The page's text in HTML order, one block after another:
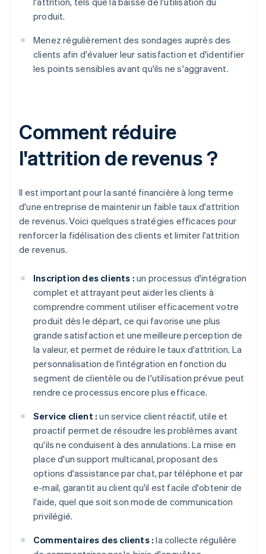
produit.
Menez régulièrement des sondages auprès des
clients afin d'évaluer leur satisfaction et d'identifier
les points sensibles avant qu'ils ne s'aggravent.
Comment réduire
l'attrition de revenus ?
Il est important pour la santé financière à long terme
d'une entreprise de maintenir un faible taux d'attrition
de revenus. Voici quelques stratégies efficaces pour
renforcer la fidélisation des clients et limiter l'attrition
de revenus.
Inscription des clients : un processus d'intégration
complet et attrayant peut aider les clients à
comprendre comment utiliser efficacement votre
produit dès le départ, ce qui favorise une plus
grande satisfaction et une meilleure perception de
la valeur, et permet de réduire le taux d'attrition. La
personnalisation de l'intégration en fonction du
segment de clientèle ou de l'utilisation prévue peut
rendre ce processus encore plus efficace.
Service client : un service client réactif, utile et
proactif permet de résoudre les problèmes avant
qu'ils ne conduisent à des annulations. La mise en
place d'un support multicanal, proposant des
options d'assistance par chat, par téléphone et par
e-mail, garantit au client qu'il est facile d'obtenir de
l'aide, quel que soit son mode de communication
privilégié.
Commentaires des clients : la collecte régulière